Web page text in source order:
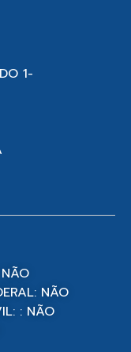
1-
NÃO
: NÃO